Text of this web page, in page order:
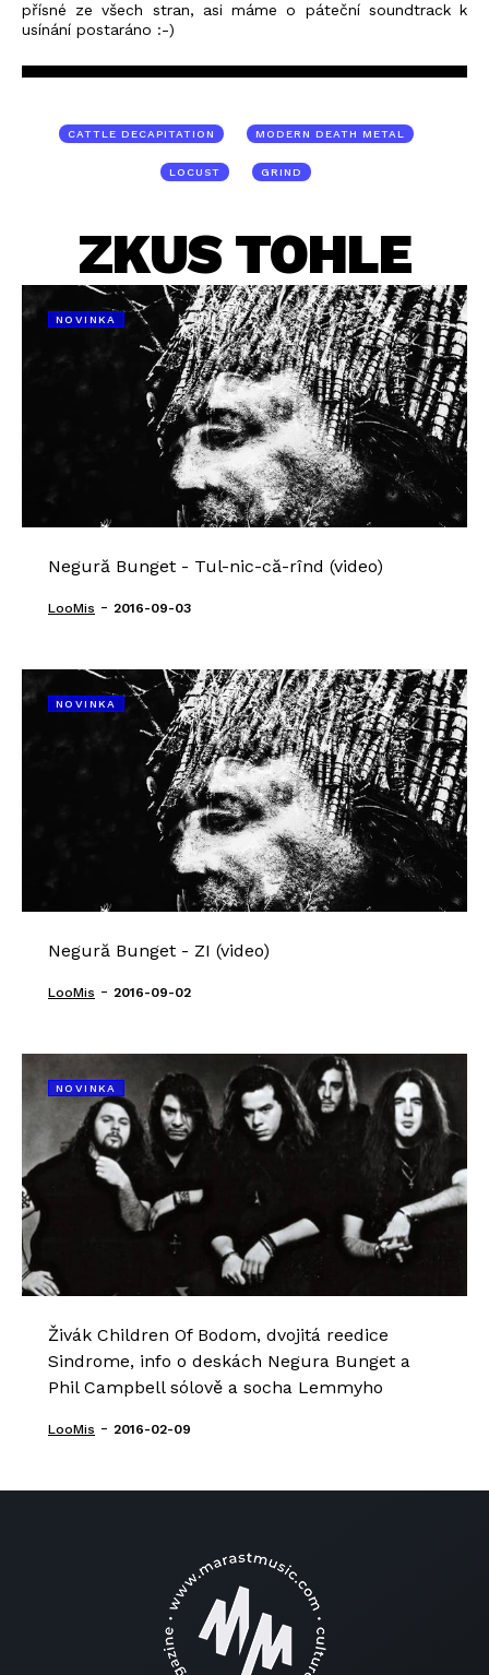
přísné ze všech stran, asi máme o páteční soundtrack k
usínání postaráno :-)
CATTLE DECAPITATION MODERN DEATH METAL
LOCUST GRIND
ZKUS TOHLE
NOVINKA
Negură Bunget - Tul-nic-că-rînd (video)
LooMis - 2016-09-03
NOVINKA
Negură Bunget - ZI (video)
LooMis - 2016-09-02
NOVINKA
Živák Children Of Bodom, dvojitá reedice
Sindrome, info o deskách Negura Bunget a
Phil Campbell sólově a socha Lemmyho
LooMis - 2016-02-09